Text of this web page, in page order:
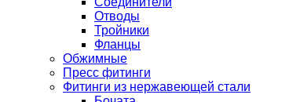
Отводы
Тройники
Фланцы
Обжимные
Пресс фитинги
Фитинги из нержавеющей стали